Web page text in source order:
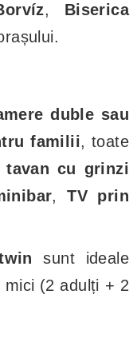
, Biserica
duble sau
familii, toate
tavan cu grinzi
,TV prin
sunt ideale
mici (2 adulți + 2